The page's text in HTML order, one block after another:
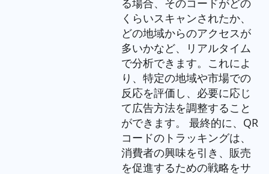
る場合、そのコードがどの
くらいスキャンされたか、
どの地域からのアクセスが
多いかなど、リアルタイム
で分析できます。これによ
り、特定の地域や市場での
反応を評価し、必要に応じ
て広告方法を調整すること
ができます。 最終的に、QR
コードのトラッキングは、
消費者の興味を引き、販売
を促進するための戦略をサ